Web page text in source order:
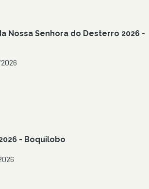
Nossa Senhora do Desterro 2026 -
- Boquilobo